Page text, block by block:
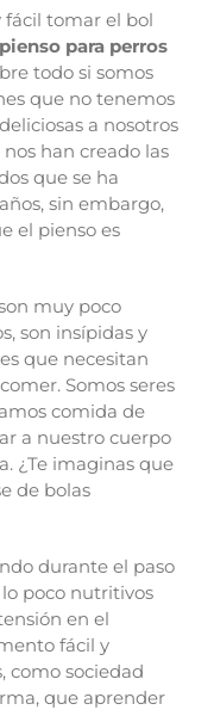
fácil tomar el bol
pienso para perros
todo si somos
que no tenemos
a nosotros
han creado las
que se ha
sin embargo,
el pienso es
muy poco
son insípidas y
que necesitan
Somos seres
comida de
a nuestro cuerpo
¿Te imaginas que
de bolas
durante el paso
poco nutritivos
en el
fácil y
como sociedad
que aprender